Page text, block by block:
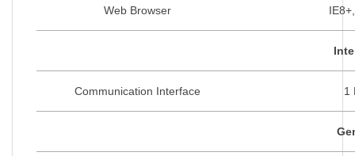
Web Browser
Communication Interface 1